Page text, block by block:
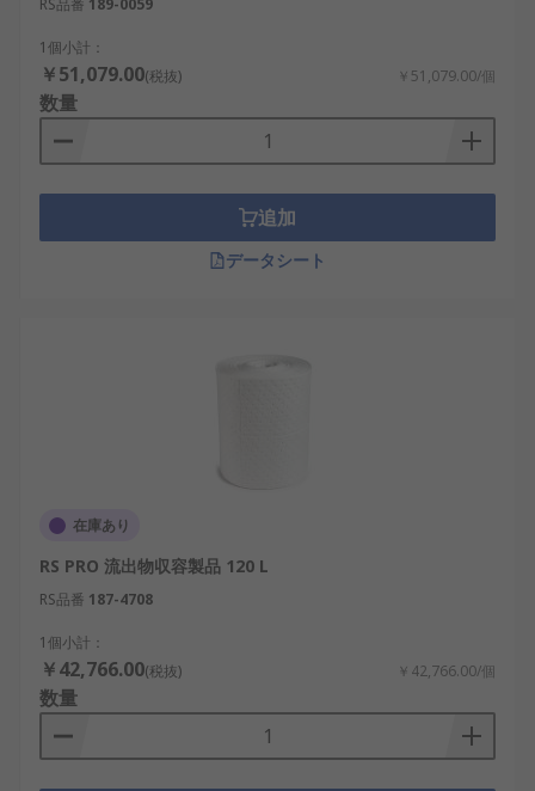
RS品番 189-0059
1個小計：
￥51,079.00(税抜) ￥51,079.00/個
数量
追加
データシート
在庫あり
RS PRO 流出物収容製品 120 L
RS品番 187-4708
1個小計：
￥42,766.00(税抜) ￥42,766.00/個
数量